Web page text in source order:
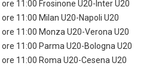
11:00 Frosinone U20-Inter U20
11:00 Milan U20-Napoli U20
11:00 Monza U20-Verona U20
11:00 Parma U20-Bologna U20
11:00 Roma U20-Cesena U20